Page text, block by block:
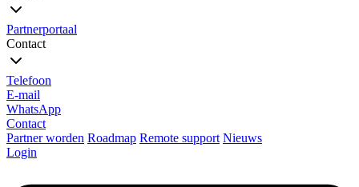
Partnerportaal
Contact
Telefoon
E-mail
WhatsApp
Contact
Partner worden Roadmap Remote support Nieuws
Login